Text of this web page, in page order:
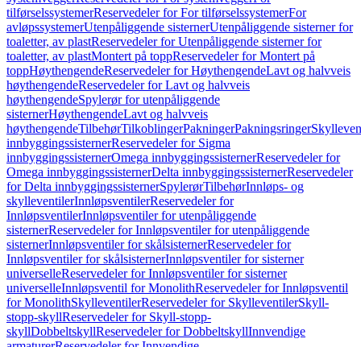
tilførselssystemerReservedeler for For tilførselssystemerFor
avløpssystemerUtenpåliggende sisternerUtenpåliggende sisterner for
toaletter, av plastReservedeler for Utenpåliggende sisterner for
toaletter, av plastMontert på toppReservedeler for Montert på
toppHøythengendeReservedeler for HøythengendeLavt og halvveis
høythengendeReservedeler for Lavt og halvveis
høythengendeSpylerør for utenpåliggende
sisternerHøythengendeLavt og halvveis
høythengendeTilbehørTilkoblingerPakningerPakningsringer
innbyggingssisternerReservedeler for Sigma
innbyggingssisternerOmega innbyggingssisternerReservedeler for
Omega innbyggingssisternerDelta innbyggingssisternerReservedeler
for Delta innbyggingssisternerSpylerørTilbehørInnløps- og
skylleventilerInnløpsventilerReservedeler for
InnløpsventilerInnløpsventiler for utenpåliggende
sisternerReservedeler for Innløpsventiler for utenpåliggende
sisternerInnløpsventiler for skålsisternerReservedeler for
Innløpsventiler for skålsisternerInnløpsventiler for sisterner
universelleReservedeler for Innløpsventiler for sisterner
universelleInnløpsventil for MonolithReservedeler for Innløpsventil
for MonolithSkylleventilerReservedeler for SkylleventilerSkyll-
stopp-skyllReservedeler for Skyll-stopp-
skyllDobbeltskyllReservedeler for DobbeltskyllInnvendige